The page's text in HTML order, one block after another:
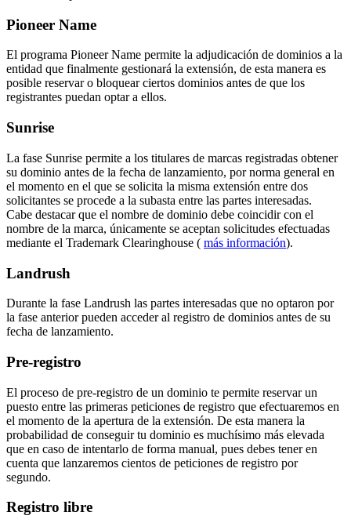
Pioneer Name
El programa Pioneer Name permite la adjudicación de dominios a la
entidad que finalmente gestionará la extensión, de esta manera es
posible reservar o bloquear ciertos dominios antes de que los
registrantes puedan optar a ellos.
Sunrise
La fase Sunrise permite a los titulares de marcas registradas obtener
su dominio antes de la fecha de lanzamiento, por norma general en
el momento en el que se solicita la misma extensión entre dos
solicitantes se procede a la subasta entre las partes interesadas.
Cabe destacar que el nombre de dominio debe coincidir con el
nombre de la marca, únicamente se aceptan solicitudes efectuadas
mediante el Trademark Clearinghouse ( más información).
Landrush
Durante la fase Landrush las partes interesadas que no optaron por
la fase anterior pueden acceder al registro de dominios antes de su
fecha de lanzamiento.
Pre-registro
El proceso de pre-registro de un dominio te permite reservar un
puesto entre las primeras peticiones de registro que efectuaremos en
el momento de la apertura de la extensión. De esta manera la
probabilidad de conseguir tu dominio es muchísimo más elevada
que en caso de intentarlo de forma manual, pues debes tener en
cuenta que lanzaremos cientos de peticiones de registro por
segundo.
Registro libre